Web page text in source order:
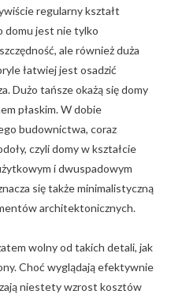
regularny kształt
domu jest nie tylko
ale również duża
łatwiej jest osadzić
Dużo tańsze okażą się domy
płaskim. W dobie
budownictwa, coraz
czyli domy w kształcie
i dwuspadowym
się także minimalistyczną
architektonicznych.
wolny od takich detali, jak
Choć wyglądają efektywnie
niestety wzrost kosztów